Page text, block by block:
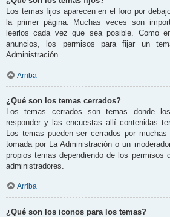
Los temas fijos aparecen en el foro por
la primer página. Muchas veces son
leerlos cada vez que sea posible. Como
anuncios, los permisos para fijar un
Administración.
Arriba
¿Qué son los temas cerrados?
Los temas cerrados son temas donde
responder y las encuestas allí contenidas
Los temas pueden ser cerrados por
tomada por La Administración o un
propios temas dependiendo de los permisos
administradores.
Arriba
¿Qué son los iconos para los temas?